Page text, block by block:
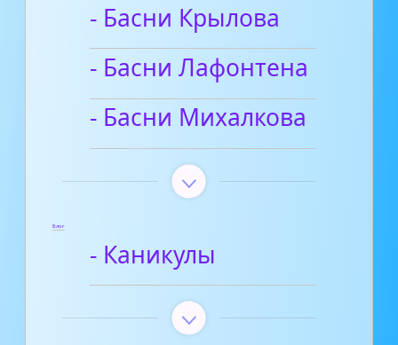
- Басни Крылова
- Басни Лафонтена
- Басни Михалкова
Блог
- Каникулы